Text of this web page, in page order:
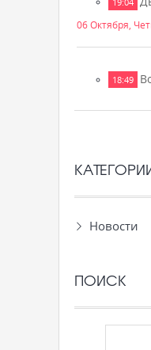
06 Октября,
18:49
Новости
ПОИСК